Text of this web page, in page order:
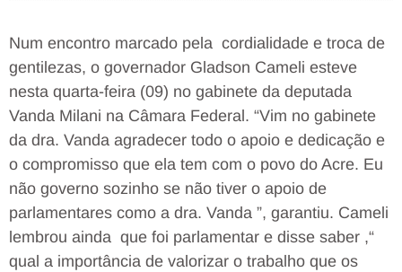
Num encontro marcado pela cordialidade e troca de
gentilezas, o governador Gladson Cameli esteve
nesta quarta-feira (09) no gabinete da deputada
Vanda Milani na Câmara Federal. “Vim no gabinete
da dra. Vanda agradecer todo o apoio e dedicação e
o compromisso que ela tem com o povo do Acre. Eu
não governo sozinho se não tiver o apoio de
parlamentares como a dra. Vanda ”, garantiu. Cameli
lembrou ainda que foi parlamentar e disse saber ,“
qual a importância de valorizar o trabalho que os